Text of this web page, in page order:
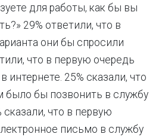
для работы, как бы вы
29% ответили, что в
они бы спросили
что в первую очередь
интернете. 25% сказали, что
было бы позвонить в службу
что в первую
письмо в службу